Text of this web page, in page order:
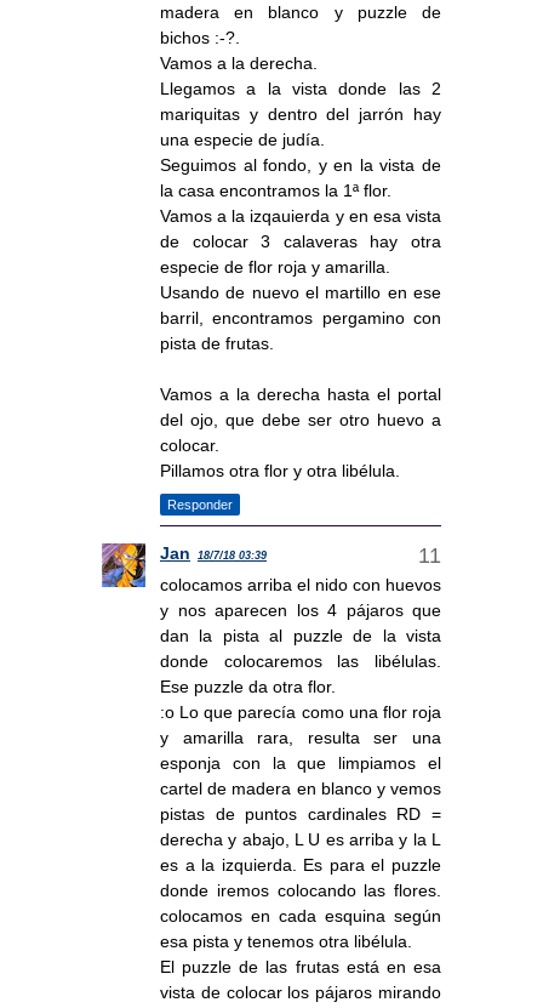
madera en blanco y puzzle de
bichos :-?.
Vamos a la derecha.
Llegamos a la vista donde las 2
mariquitas y dentro del jarrón hay
una especie de judía.
Seguimos al fondo, y en la vista de
la casa encontramos la 1ª flor.
Vamos a la izqauierda y en esa vista
de colocar 3 calaveras hay otra
especie de flor roja y amarilla.
Usando de nuevo el martillo en ese
barril, encontramos pergamino con
pista de frutas.
Vamos a la derecha hasta el portal
del ojo, que debe ser otro huevo a
colocar.
Pillamos otra flor y otra libélula.
Responder
Jan 18/7/18 03:39
colocamos arriba el nido con huevos
y nos aparecen los 4 pájaros que
dan la pista al puzzle de la vista
donde colocaremos las libélulas.
Ese puzzle da otra flor.
:o Lo que parecía como una flor roja
y amarilla rara, resulta ser una
esponja con la que limpiamos el
cartel de madera en blanco y vemos
pistas de puntos cardinales RD =
derecha y abajo, L U es arriba y la L
es a la izquierda. Es para el puzzle
donde iremos colocando las flores.
colocamos en cada esquina según
esa pista y tenemos otra libélula.
El puzzle de las frutas está en esa
vista de colocar los pájaros mirando